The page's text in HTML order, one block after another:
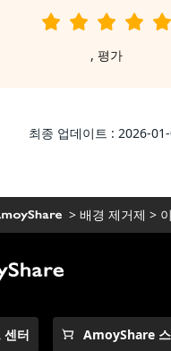
, 평가
최종 업데이트 : 2026-
> 배경 제거제 >
센터 AmoyShare